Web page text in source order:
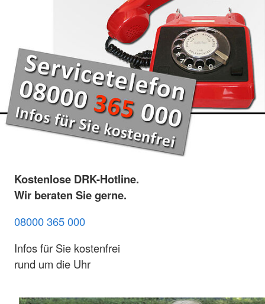
Kostenlose DRK-Hotline.
Wir beraten Sie gerne.
08000 365 000
Infos für Sie kostenfrei
rund um die Uhr